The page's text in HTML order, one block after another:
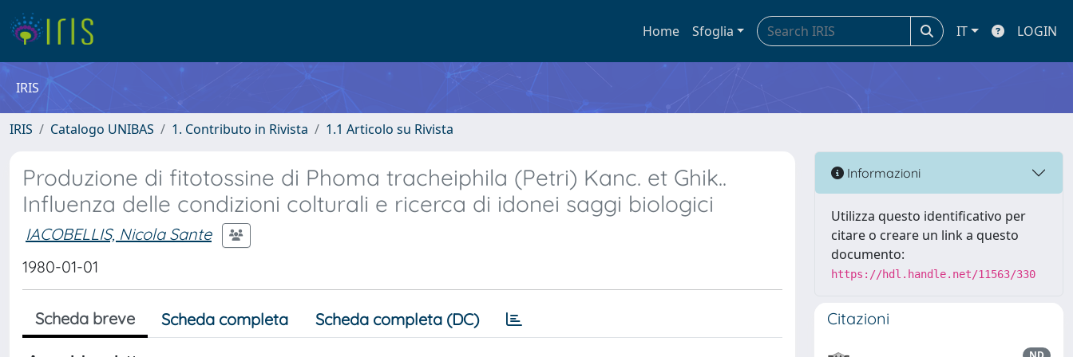
Home Sfoglia IT LOGIN
IRIS
IRIS Catalogo UNIBAS 1. Contributo in Rivista 1.1 Articolo su Rivista
Produzione di fitotossine di Phoma tracheiphila (Petri) Kanc. et Ghik..
Influenza delle condizioni colturali e ricerca di idonei saggi biologici
IACOBELLIS, Nicola Sante
1980-01-01
Scheda breve Scheda completa Scheda completa (DC)
Informazioni
Utilizza questo identificativo per
citare o creare un link a questo
documento:
https://hdl.handle.net/11563/330
Citazioni